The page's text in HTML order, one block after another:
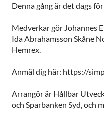
Denna gång är det dags
Medverkar gör Johannes
Ida Abrahamsson Skåne
Hemrex.
Anmäl dig här: https://
Arrangör är Hållbar
och Sparbanken Syd, och